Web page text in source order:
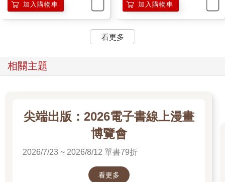
加入購物車 加入購物車
看更多
相關主題
尖端出版：2026電子書線上漫畫
博覽會
2026/7/23 ~ 2026/8/12 單書79折
看更多